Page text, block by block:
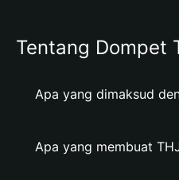
Tentang Dompet
Apa yang dimaksud
Apa yang membuat